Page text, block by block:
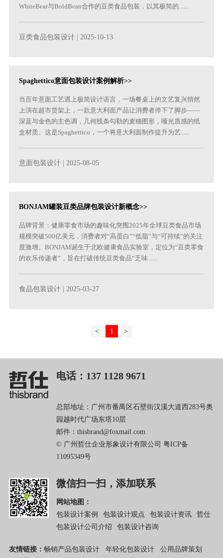
WhiteBear与BoldBean合作的豆类食品包装，以其极简的......
豆类食品包装设计 | 2025-10-13
Spaghettico意面包装设计案例解析>>
当百年意面工艺遇上极简设计语言，一场餐桌上的文艺复兴悄然
上演在超市货架上，一款意大利面产品让消费者停下了脚步——
深蓝与金色的主色调，几何线条勾勒的麦穗图形，哑光质感的纸
盒材质。这是Spaghettico，一个将意大利面制作提升为艺......
意面包装设计 | 2025-08-05
BONJAM罐装豆类品牌包装设计新概念>>
品牌背景：健康零食市场的趣味化突围2025年全球豆类食品市场
规模突破500亿美元，消费者对“高蛋白”“低脂”与“可持续”的关注
度激增。BONJAM诞生于北欧健康食品实验室，定位为“豆类零食
的欢乐传递者”，旨在打破传统豆类食品“乏味......
食品包装设计 | 2025-03-27
< 1 >
电话：137 1128 9671
总部地址：广州市番禺区石壁街汉溪大道西283号奥
园越时代广场东塔10层
邮件：thisbrand@foxmail.com
© 广州哲仕企业形象设计有限公司 粤ICP备
11095349号
微信扫一扫，添加联系
网站地图：
包装设计案例
包装设计观点 包装设计资讯
哲仕
包装设计公司介绍
包装设计咨询
友情链接： 畅销产品包装设计 年轻化包装设计 公用品牌策划